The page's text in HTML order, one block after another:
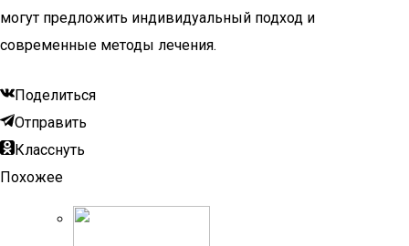
могут предложить индивидуальный подход и
современные методы лечения.
Поделиться
Отправить
Класснуть
Похожее